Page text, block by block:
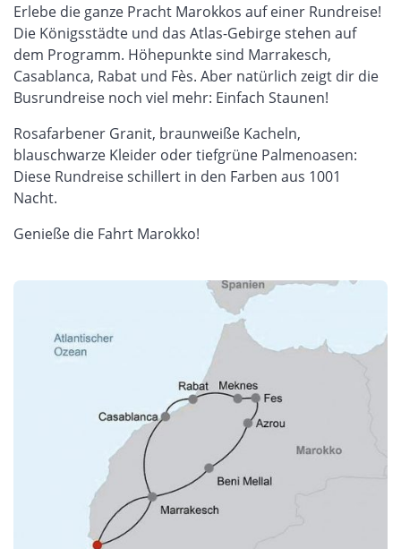
Erlebe die ganze Pracht Marokkos auf einer Rundreise!
Die Königsstädte und das Atlas-Gebirge stehen auf
dem Programm. Höhepunkte sind Marrakesch,
Casablanca, Rabat und Fès. Aber natürlich zeigt dir die
Busrundreise noch viel mehr: Einfach Staunen!
Rosafarbener Granit, braunweiße Kacheln,
blauschwarze Kleider oder tiefgrüne Palmenoasen:
Diese Rundreise schillert in den Farben aus 1001
Nacht.
Genieße die Fahrt Marokko!